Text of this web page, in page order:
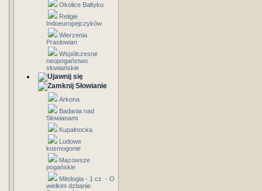
Okolice Bałtyku
Religie
Indoeuropejczyków
Wierzenia
Prasłowian
Współczesne
neopogaństwo
słowiańskie
Słowianie
Arkona
Badania nad
Słowianami
Kupalnocka
Ludowe
kosmogonie
Mazowsze
pogańskie
Mitologia - 1 cz. - O
wielkim dzbanie